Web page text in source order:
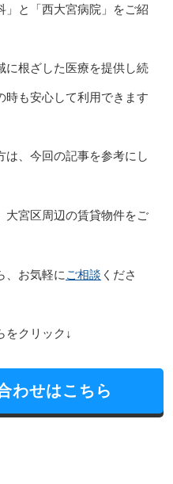
」と「西大宮病院」をご紹
に根ざした医療を提供し続
時も安心して利用できます
は、今回の記事を参考にし
大宮区周辺の賃貸物件をご
、お気軽に ご相談 くださ
をクリック↓
わせはこちら